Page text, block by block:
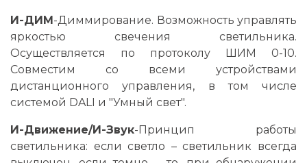
И-ДИМ-Диммирование. Возможность управлять
яркостью свечения светильника.
Осуществляется по протоколу ШИМ 0-10.
Совместим со всеми устройствами
дистанционного управления, в том числе
системой DALI и "Умный свет".
И-Движение/И-Звук-Принцип работы
светильника: если светло – светильник всегда